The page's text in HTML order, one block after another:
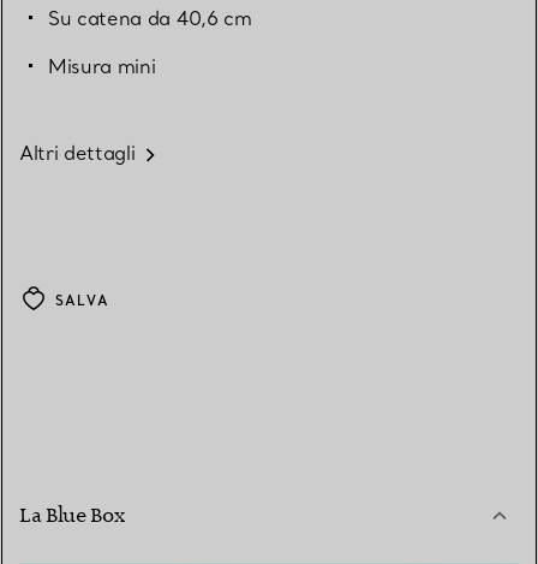
Su catena da 40,6 cm
Misura mini
Altri dettagli
SALVA
La Blue Box